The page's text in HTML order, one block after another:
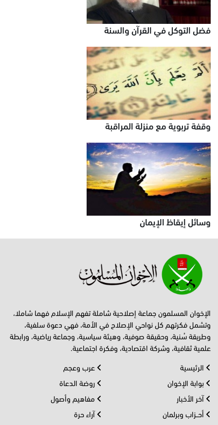
فضل التوكل في القرآن والسنة
وقفة تربوية مع منزلة المراقبة
وسائل إيقاظ الإيمان
الإخوان المسلمون جماعة إصلاحية شاملة تفهم الإسلام فهما شاملا،
وتشمل فكرتهم كل نواحي الإصلاح في الأمة، فهي دعوة سلفية،
وطريقة سُنية، وحقيقة صوفية، وهيئة سياسية، وجماعة رياضية، ورابطة
علمية ثقافية، وشركة اقتصادية، وفكرة اجتماعية.
الرئيسية
بوابة الإخوان
آخر الأخبار
أحــزاب وبرلمان
عرب وعجم
روضة الدعاة
مفاهيم وأصول
آراء حرة